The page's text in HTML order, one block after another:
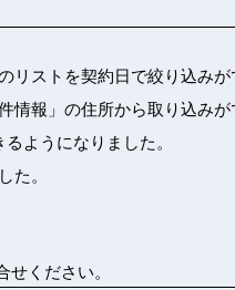
リストを契約日で絞り込みが
情報」の住所から取り込みが
ようになりました。
た。
ください。